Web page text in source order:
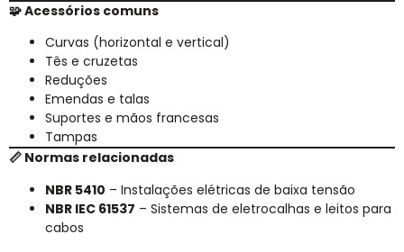
🧩 Acessórios comuns
Curvas (horizontal e vertical)
Tês e cruzetas
Reduções
Emendas e talas
Suportes e mãos francesas
Tampas
📏 Normas relacionadas
NBR 5410 – Instalações elétricas de baixa tensão
NBR IEC 61537 – Sistemas de eletrocalhas e leitos para
cabos